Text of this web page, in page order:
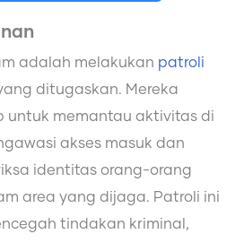
adalah melakukan patroli
ditugaskan. Mereka
untuk memantau aktivitas di
akses masuk dan
identitas orang-orang
area yang dijaga. Patroli ini
tindakan kriminal,